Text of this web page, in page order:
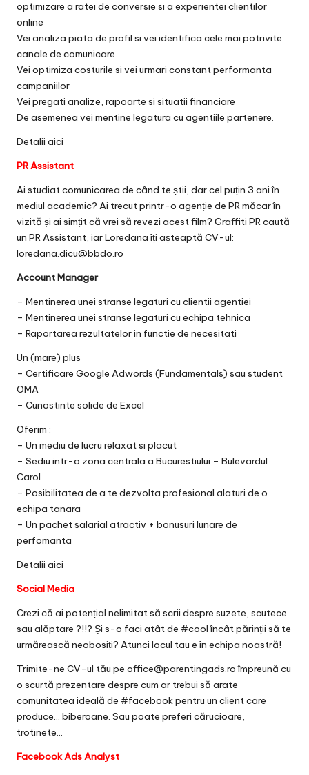
optimizare a ratei de conversie si a experientei clientilor
online
Vei analiza piata de profil si vei identifica cele mai potrivite
canale de comunicare
Vei optimiza costurile si vei urmari constant performanta
campaniilor
Vei pregati analize, rapoarte si situatii financiare
De asemenea vei mentine legatura cu agentiile partenere.
Detalii aici
PR Assistant
Ai studiat comunicarea de când te știi, dar cel puțin 3 ani în
mediul academic? Ai trecut printr-o agenție de PR măcar în
vizită și ai simțit că vrei să revezi acest film? Graffiti PR caută
un PR Assistant, iar Loredana îți așteaptă CV-ul:
loredana.dicu@bbdo.ro
Account Manager
– Mentinerea unei stranse legaturi cu clientii agentiei
– Mentinerea unei stranse legaturi cu echipa tehnica
– Raportarea rezultatelor in functie de necesitati
Un (mare) plus
– Certificare Google Adwords (Fundamentals) sau student
OMA
– Cunostinte solide de Excel
Oferim :
– Un mediu de lucru relaxat si placut
– Sediu intr-o zona centrala a Bucurestiului – Bulevardul
Carol
– Posibilitatea de a te dezvolta profesional alaturi de o
echipa tanara
– Un pachet salarial atractiv + bonusuri lunare de
perfomanta
Detalii aici
Social Media
Crezi că ai potențial nelimitat să scrii despre suzete, scutece
sau alăptare ?!!? Și s-o faci atât de #coolîncât părinții să te
urmărească neobosiți? Atunci locul tau e în echipa noastră!
Trimite-ne CV-ul tău pe office@parentingads.ro împreună cu
o scurtă prezentare despre cum ar trebui să arate
comunitatea ideală de #facebookpentru un client care
produce… biberoane. Sau poate preferi cărucioare,
trotinete…
Facebook Ads Analyst